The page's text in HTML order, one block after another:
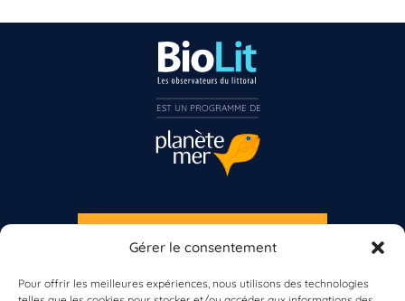
Gérer le consentement
Pour offrir les meilleures expériences, nous utilisons des technologies
S'INSCRIRE À LA NEWSLETTER
Vous n’êtes pas encore inscrit à Biolit ?
Inscrivez-vous dès maintenant